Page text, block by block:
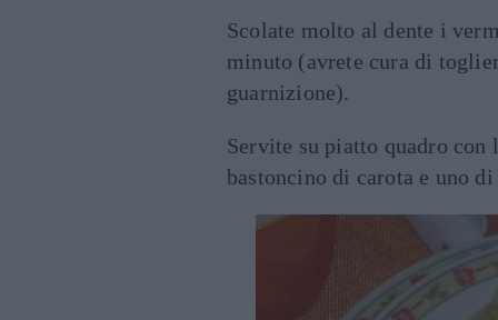
Scolate molto al dente i
minuto (avrete cura di
guarnizione).
Servite su piatto quadro con
bastoncino di carota e uno